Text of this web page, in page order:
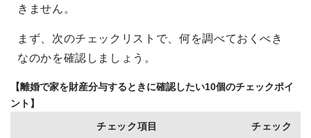
きません。
まず、次のチェックリストで、何を調べておくべき
なのかを確認しましょう。
【離婚で家を財産分与するときに確認したい10個のチェックポイ
ント】
チェック項目 チェック